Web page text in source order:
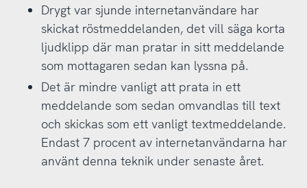
Drygt var sjunde internetanvändare har
skickat röstmeddelanden, det vill säga korta
ljudklipp där man pratar in sitt meddelande
som mottagaren sedan kan lyssna på.
Det är mindre vanligt att prata in ett
meddelande som sedan omvandlas till text
och skickas som ett vanligt textmeddelande.
Endast 7 procent av internetanvändarna har
använt denna teknik under senaste året.